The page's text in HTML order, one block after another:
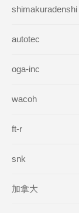
shimakuradenshi
autotec
oga-inc
wacoh
ft-r
snk
加拿大